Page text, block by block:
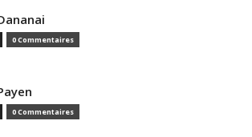
0 Commentaires
0 Commentaires